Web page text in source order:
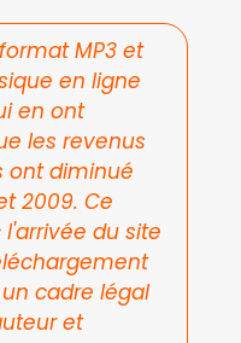
MP3 et
en ligne
en ont
les revenus
ont diminué
2009. Ce
l'arrivée du site
cadre légal
et